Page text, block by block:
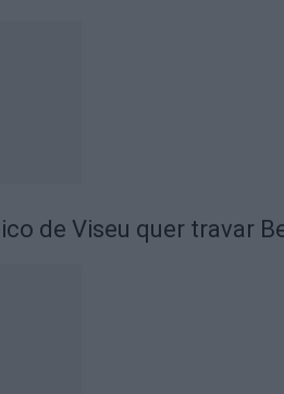
de Viseu quer travar